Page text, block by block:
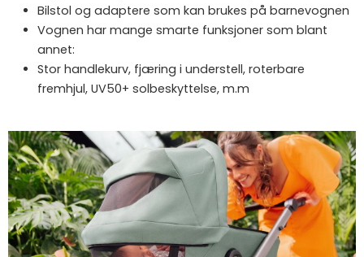
Bilstol og adaptere som kan brukes på barnevognen
Vognen har mange smarte funksjoner som blant
annet:
Stor handlekurv, fjæring i understell, roterbare
fremhjul, UV50+ solbeskyttelse, m.m